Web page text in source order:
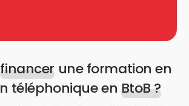
financerune formation en
téléphonique en BtoB ?